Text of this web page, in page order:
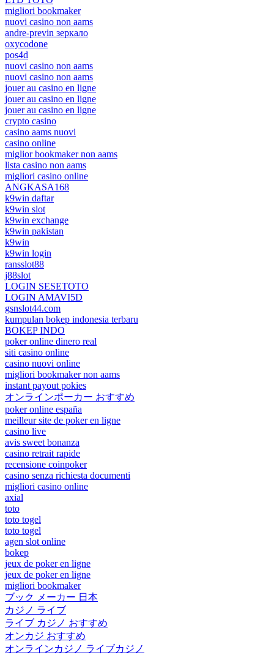
migliori bookmaker
nuovi casino non aams
andre-previn зеркало
oxycodone
pos4d
nuovi casino non aams
nuovi casino non aams
jouer au casino en ligne
jouer au casino en ligne
jouer au casino en ligne
crypto casino
casino aams nuovi
casino online
miglior bookmaker non aams
lista casino non aams
migliori casino online
ANGKASA168
k9win daftar
k9win slot
k9win exchange
k9win pakistan
k9win
k9win login
ransslot88
j88slot
LOGIN SESETOTO
LOGIN AMAVI5D
gsnslot44.com
kumpulan bokep indonesia terbaru
BOKEP INDO
poker online dinero real
siti casino online
casino nuovi online
migliori bookmaker non aams
instant payout pokies
オンラインポーカー おすすめ
poker online españa
meilleur site de poker en ligne
casino live
avis sweet bonanza
casino retrait rapide
recensione coinpoker
casino senza richiesta documenti
migliori casino online
axial
toto
toto togel
toto togel
agen slot online
bokep
jeux de poker en ligne
jeux de poker en ligne
migliori bookmaker
ブック メーカー 日本
カジノ ライブ
ライブ カジノ おすすめ
オンカジ おすすめ
オンラインカジノ ライブカジノ